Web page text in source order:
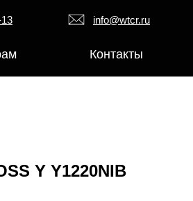
info@wtcr.ru
Контакты
Y Y1220NIB